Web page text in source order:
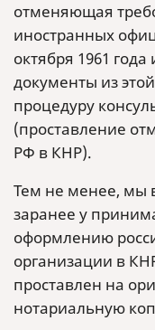
отменяющая
иностранных
октября 1961
документы из
процедуру
(проставление
РФ в КНР).
Тем не менее, мы
заранее у
оформлению
организации в
проставлен на
нотариальную